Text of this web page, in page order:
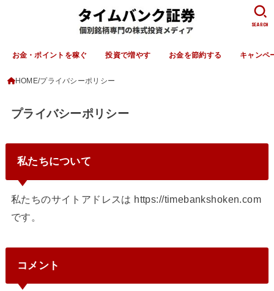
お金・ポイントを稼ぐ 投資で増やす お金を節約する キャンペ
SEARCH
HOME プライバシーポリシー
プライバシーポリシー
私たちについて
私たちのサイトアドレスは https://timebankshoken.com
です。
コメント